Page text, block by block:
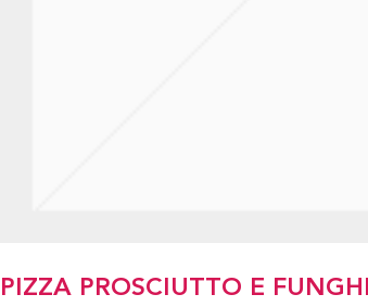
PIZZA PROSCIUTTO E FUNGHI